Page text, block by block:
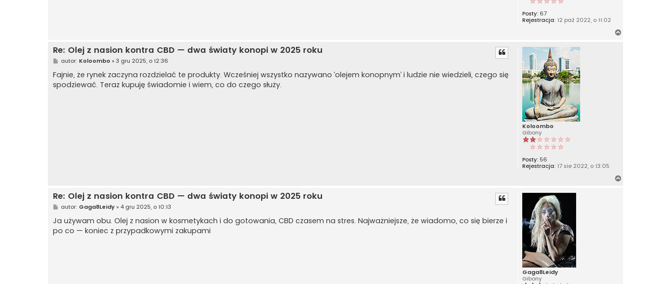
Posty: 67
Rejestracja: 12 paź 2022, o 11:02
Koloombo
Gibony
Posty: 56
Rejestracja: 17 sie 2022, o 13:05
Re: Olej z nasion kontra CBD — dwa światy konopi w 2025 roku
P
s
t
autor: Koloombo »3 gru 2025, o 12:36
Fajnie, że rynek zaczyna rozdzielać te produkty. Wcześniej wszystko nazywano ‘olejem konopnym’ i ludzie nie wiedzieli, czego się
spodziewać. Teraz kupuję świadomie i wiem, co do czego służy.
Gaga8Leidy
Gibony
Re: Olej z nasion kontra CBD — dwa światy konopi w 2025 roku
P
s
t
autor: Gaga8Leidy» 4 gru 2025, o 10:13
Ja używam obu. Olej z nasion w kosmetykach i do gotowania, CBD czasem na stres. Najważniejsze, że wiadomo, co się bierze i
po co — koniec z przypadkowymi zakupami